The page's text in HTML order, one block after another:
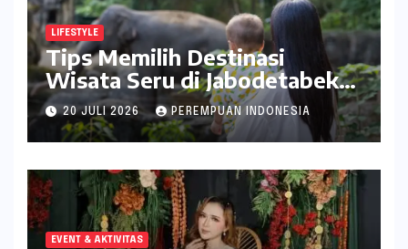
LIFESTYLE
Tips Memilih Destinasi
Wisata Seru di Jabodetabek
ala inDrive
20 JULI 2026 PEREMPUAN INDONESIA
EVENT & AKTIVITAS